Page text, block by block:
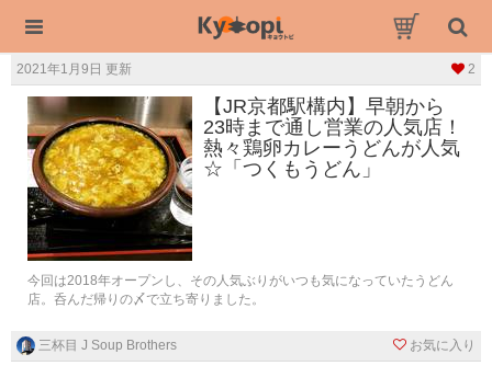
2021年1月9日 更新 2
【JR京都駅構内】早朝から
23時まで通し営業の人気店！
熱々鶏卵カレーうどんが人気
☆「つくもうどん」
今回は2018年オープンし、その人気ぶりがいつも気になっていたうどん
店。呑んだ帰りの〆で立ち寄りました。
三杯目 J Soup Brothers お気に入り